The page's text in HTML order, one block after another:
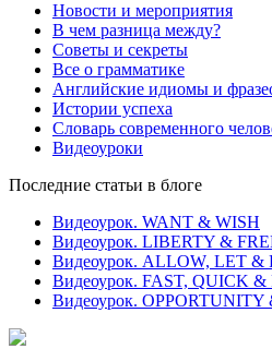
Новости и мероприятия
В чем разница между?
Советы и секреты
Все о грамматике
Английские идиомы и
Истории успеха
Словарь современного
Видеоуроки
Последние статьи в блоге
Видеоурок. WANT & WISH
Видеоурок. LIBERTY &
Видеоурок. ALLOW, LET &
Видеоурок. FAST, QUICK &
Видеоурок.